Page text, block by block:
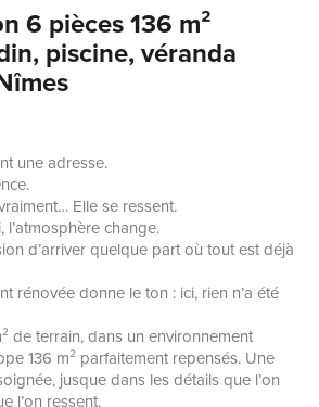
6 pièces 136 m²
piscine, véranda
une adresse.
Elle se ressent.
change.
d’arriver quelque part où tout est déjà
rénovée donne le ton : ici, rien n’a été
de terrain, dans un environnement
136 m² parfaitement repensés. Une
jusque dans les détails que l’on
l’on ressent.